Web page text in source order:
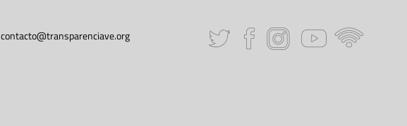
contacto@transparenciave.org